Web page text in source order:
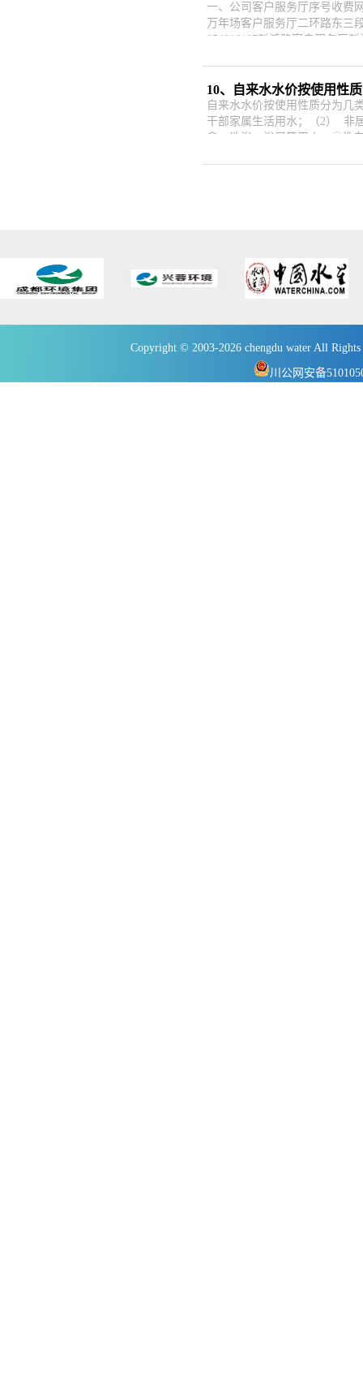
一、公司客户服务厅序号收费
万年场客户服务厅二环路东三
854816105新鸿路客户服务厅
10、自来水水价按使用性
自来水水价按使用性质分为几
干部家属生活用水；（2） 非
拿、洗浴、浴足等用水；②洗
Copyright © 2003-2026 chengdu water All
川公网安备